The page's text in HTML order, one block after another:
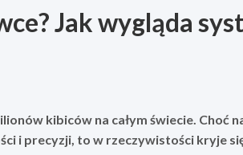
Jak wygląda
kibiców na całym świecie. Choć
i precyzji, to w rzeczywistości kryje